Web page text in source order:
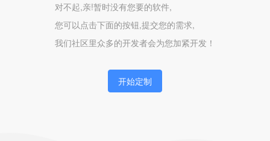
对不起,亲!暂时没有您要的软件,
您可以点击下面的按钮,提交您的需求,
我们社区里众多的开发者会为您加紧开发！
开始定制